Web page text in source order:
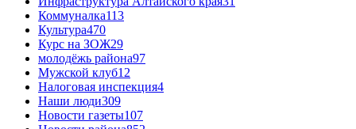
Коммуналка113
Культура470
Курс на ЗОЖ29
молодёжь района97
Мужской клуб12
Налоговая инспекция4
Наши люди309
Новости газеты107